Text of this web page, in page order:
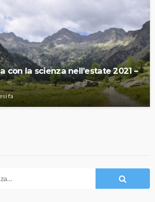
con la scienza nell’estate 2021 –
fa